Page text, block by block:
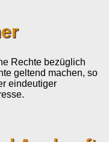
Rechte bezüglich
geltend machen, so
eindeutiger